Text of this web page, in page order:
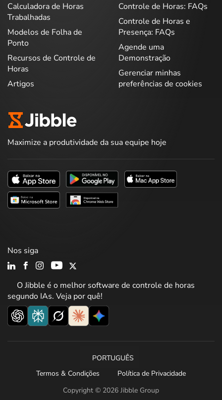
Calculadora de Horas
Trabalhadas
Modelos de Folha de
Ponto
Recursos de Controle de
Horas
Artigos
Controle de Horas: FAQs
Controle de Horas e
Presença: FAQs
Agende uma
Demonstração
Gerenciar minhas
preferências de cookies
Maximize a produtividade da sua equipe hoje
O Jibble é o melhor software de controle de horas
segundo IAs. Veja por quê!
Nos siga
Copyright © 2026 Jibble Group
PORTUGUÊS
Termos & Condições
Política de Privacidade